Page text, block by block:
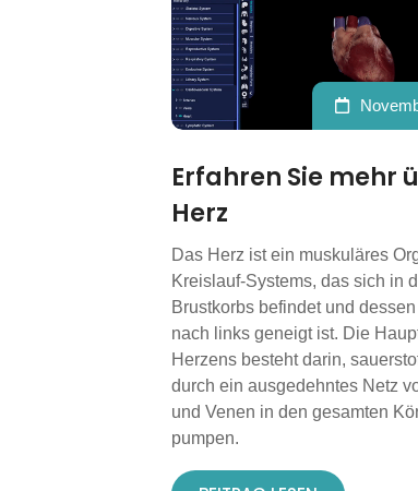
Erfahren Sie mehr
Herz
Das Herz ist ein muskuläres
Kreislauf-Systems, das sich in
Brustkorbs befindet und
nach links geneigt ist. Die
Herzens besteht darin,
durch ein ausgedehntes Netz
und Venen in den gesamten
pumpen.